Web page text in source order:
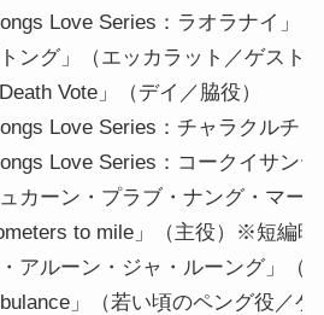
Love Series：ラオラナイ」
ング」（エッカラット／ゲスト
Vote」（デイ／脇役）
Love Series：チャラクルチ
Love Series：コークイサン
カーン・プラブ・ナング・マー
to mile」（主役）※短編映
アルーン・ジャ・ルーング」（
」（若い頃のペング役／ゲ